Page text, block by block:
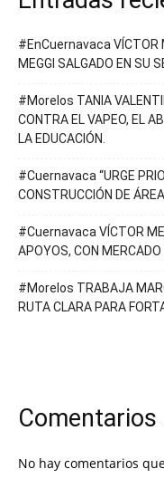
#EnCuernavaca VÍCTOR
MEGGI SALGADO EN SU
#Morelos TANIA
CONTRA EL VAPEO, EL
LA EDUCACIÓN.
#Cuernavaca “URGE
CONSTRUCCIÓN DE
#Cuernavaca VÍCTOR
APOYOS, CON
#Morelos TRABAJA
RUTA CLARA PARA
No hay comentarios